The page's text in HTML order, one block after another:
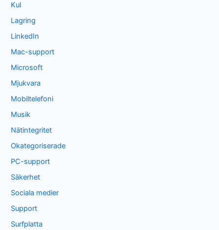
Kul
Lagring
LinkedIn
Mac-support
Microsoft
Mjukvara
Mobiltelefoni
Musik
Nätintegritet
Okategoriserade
PC-support
Säkerhet
Sociala medier
Support
Surfplatta